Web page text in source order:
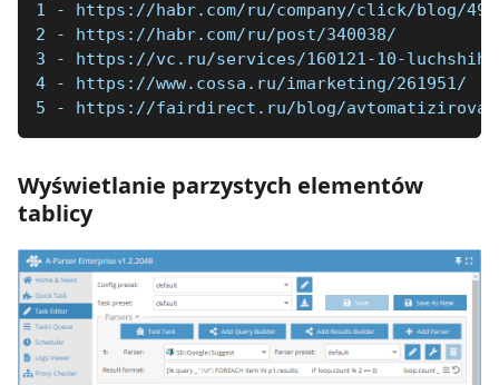
1 - https://habr.com/ru/company/click/blog/
2 - https://habr.com/ru/post/340038/
3 - https://vc.ru/services/160121-10-luchshih-
4 - https://www.cossa.ru/imarketing/261951/
5 - https://fairdirect.ru/blog/
Wyświetlanie parzystych elementów
tablicy